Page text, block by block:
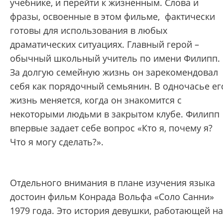
учебнике, и перейти к жизненным. Слова и
фразы, освоенные в этом фильме, фактически
готовы для использования в любых
драматических ситуациях. Главный герой –
обычный школьный учитель по имени Филипп.
За долгую семейную жизнь он зарекомендовал
себя как порядочный семьянин. В одночасье
жизнь меняется, когда он знакомится с
некоторыми людьми в закрытом клубе. Филипп
впервые задает себе вопрос «Кто я, почему я?
Что я могу сделать?».
Отдельного внимания в плане изучения языка
достоин фильм Конрада Вольфа «Соло Санни»
1979 года. Это история девушки, работающей на